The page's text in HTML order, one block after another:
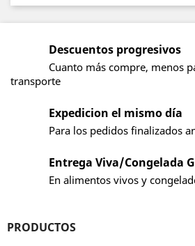
Descuentos progresivos
Cuanto más compre, menos
transporte
Expedicion el mismo día
Para los pedidos finalizados
Entrega Viva/Congelada
En alimentos vivos y
PRODUCTOS